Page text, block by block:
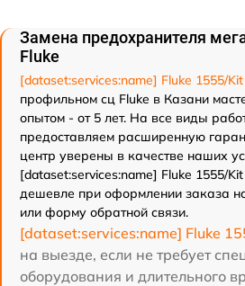
Замена предохранителя
Fluke
[dataset:services:name] Fluke 1555/Kit
профильном сц Fluke в Казани
опытом - от 5 лет. На все виды
предоставляем расширенную
центр уверены в качестве наших
[dataset:services:name] Fluke 1555/
дешевле при оформлении заказа
или форму обратной связи.
[dataset:services:name] Fluke
на выезде, если не требует
оборудования и длительного